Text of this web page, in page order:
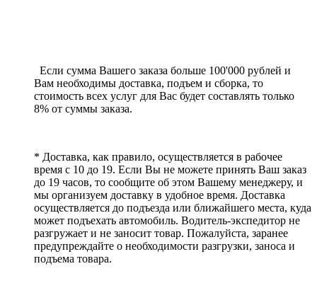
Если сумма Вашего заказа больше 100'000 рублей и
Вам необходимы доставка, подъем и сборка, то
стоимость всех услуг для Вас будет составлять только
8% от суммы заказа.
* Доставка, как правило, осуществляется в рабочее
время с 10 до 19. Если Вы не можете принять Ваш заказ
до 19 часов, то сообщите об этом Вашему менеджеру, и
мы организуем доставку в удобное время. Доставка
осуществляется до подъезда или ближайшего места, куда
может подъехать автомобиль. Водитель-экспедитор не
разгружает и не заносит товар. Пожалуйста, заранее
предупреждайте о необходимости разгрузки, заноса и
подъема товара.